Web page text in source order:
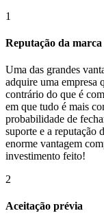
1
Reputação da
Uma das grandes
adquire uma empresa
contrário do que é
em que tudo é mais
probabilidade de
suporte e a reputação
enorme vantagem
investimento feito!
2
Aceitação prévia